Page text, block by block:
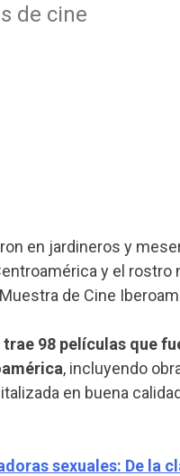
de cine
en jardineros y
y el
de Cine
trae 98 películas que
, incluyendo
en buena
sexuales: De la